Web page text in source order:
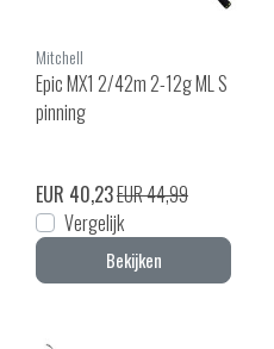
Mitchell
Epic MX1 2/42m 2-12g ML S
pinning
EUR 40,23EUR 44,99
Vergelijk
Bekijken